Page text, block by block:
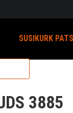
SUSIKURK PATS
3885